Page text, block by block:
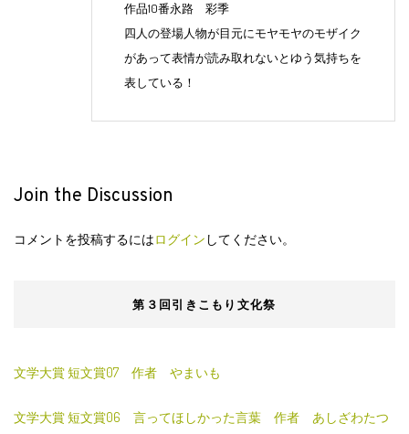
作品10番永路 彩季
四人の登場人物が目元にモヤモヤのモザイク
があって表情が読み取れないとゆう気持ちを
表している！
Join the Discussion
コメントを投稿するにはログイン してください。
第３回引きこもり文化祭
文学大賞 短文賞07 作者 やまいも
文学大賞 短文賞06 言ってほしかった言葉 作者 あしざわたつ